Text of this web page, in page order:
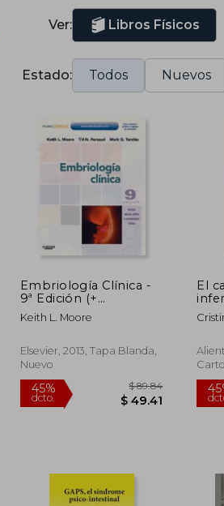
Ver: Libros Físicos
Estado: Todos Nuevos
Embriología Clínica -
9ª Edición (+
Studentconsult)
Keith L. Moore
Elsevier, 2013, Tapa Blanda,
Nuevo
dcto.
El